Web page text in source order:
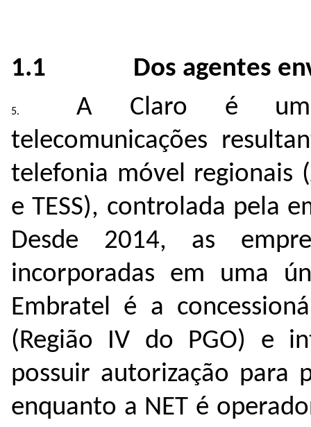
1.1 Dos agentes
A Claro é
telecomunicações
telefonia móvel regionais
e TESS), controlada pela
Desde 2014, as
incorporadas em uma
Embratel é a
(Região IV do PGO) e
possuir autorização para
enquanto a NET é